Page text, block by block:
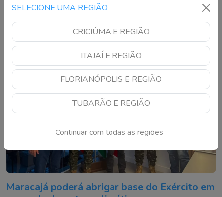
SELECIONE UMA REGIÃO
CRICIÚMA E REGIÃO
ITAJAÍ E REGIÃO
FLORIANÓPOLIS E REGIÃO
TUBARÃO E REGIÃO
Continuar com todas as regiões
Maracajá poderá abrigar base do Exército em